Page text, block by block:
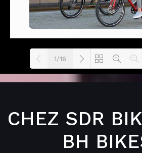
1/16
CHEZ SDR
BH